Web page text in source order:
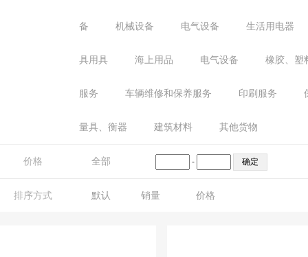
备 机械设备 电气设备 生活用电器
具用具 海上用品 电气设备 橡胶、塑
服务 车辆维修和保养服务 印刷服务
量具、衡器 建筑材料 其他货物
价格 全部 -
排序方式 默认 销量 价格